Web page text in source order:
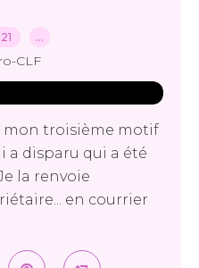
…
CLF
mon troisième motif
a disparu qui a été
la renvoie
en courrier